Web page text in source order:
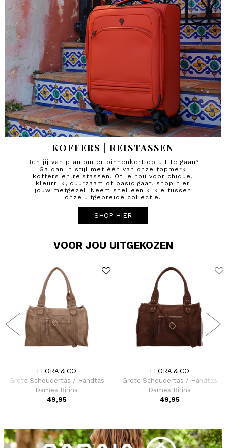
KOFFERS | REISTASSEN
Ben jij van plan om er binnenkort op uit te gaan?
Ga dan in stijl met één van onze topmerk
koffers en reistassen. Of je nou voor chique,
kleurrijk, duurzaam of basic gaat, shop hier
jouw metgezel. Neem snel een kijkje tussen
onze uitgebreide collectie.
SHOP HIER
VOOR JOU UITGEKOZEN
FLORA & CO
Grote Schoudertas / Handtas
Dames Birina
49,95
FLORA & CO
Grote Schoudertas / Handtas
Dames Birina
49,95